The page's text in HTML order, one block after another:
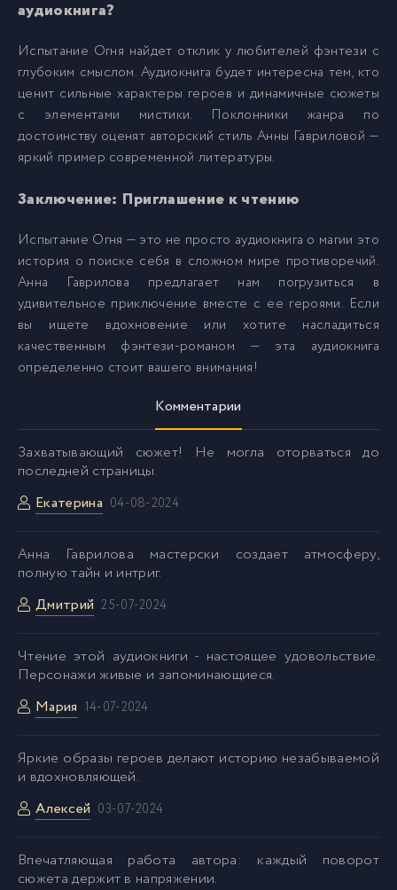
29 029.mp3
30 030.mp3
31 031.mp3
32 032.mp3
33 033.mp3
35 035.mp3
37 037.mp3
039.mp3
аудиокнига?
Испытание Огня найдет отклик у любителей фэнтези с
глубоким смыслом. Аудиокнига будет интересна тем, кто
ценит сильные характеры героев и динамичные сюжеты
с элементами мистики. Поклонники жанра по
достоинству оценят авторский стиль Анны Гавриловой —
яркий пример современной литературы.
Заключение: Приглашение к чтению
Испытание Огня — это не просто аудиокнига о магии это
история о поиске себя в сложном мире противоречий.
Анна Гаврилова предлагает нам погрузиться в
удивительное приключение вместе с ее героями. Если
вы ищете вдохновение или хотите насладиться
качественным фэнтези-романом — эта аудиокнига
определенно стоит вашего внимания!
Комментарии
Захватывающий сюжет! Не могла оторваться до
последней страницы.
Екатерина 04-08-2024
Анна Гаврилова мастерски создает атмосферу,
полную тайн и интриг.
Дмитрий 25-07-2024
Чтение этой аудиокниги - настоящее удовольствие.
Персонажи живые и запоминающиеся.
Мария 14-07-2024
Яркие образы героев делают историю незабываемой
и вдохновляющей.
Алексей 03-07-2024
Впечатляющая работа автора: каждый поворот
сюжета держит в напряжении.